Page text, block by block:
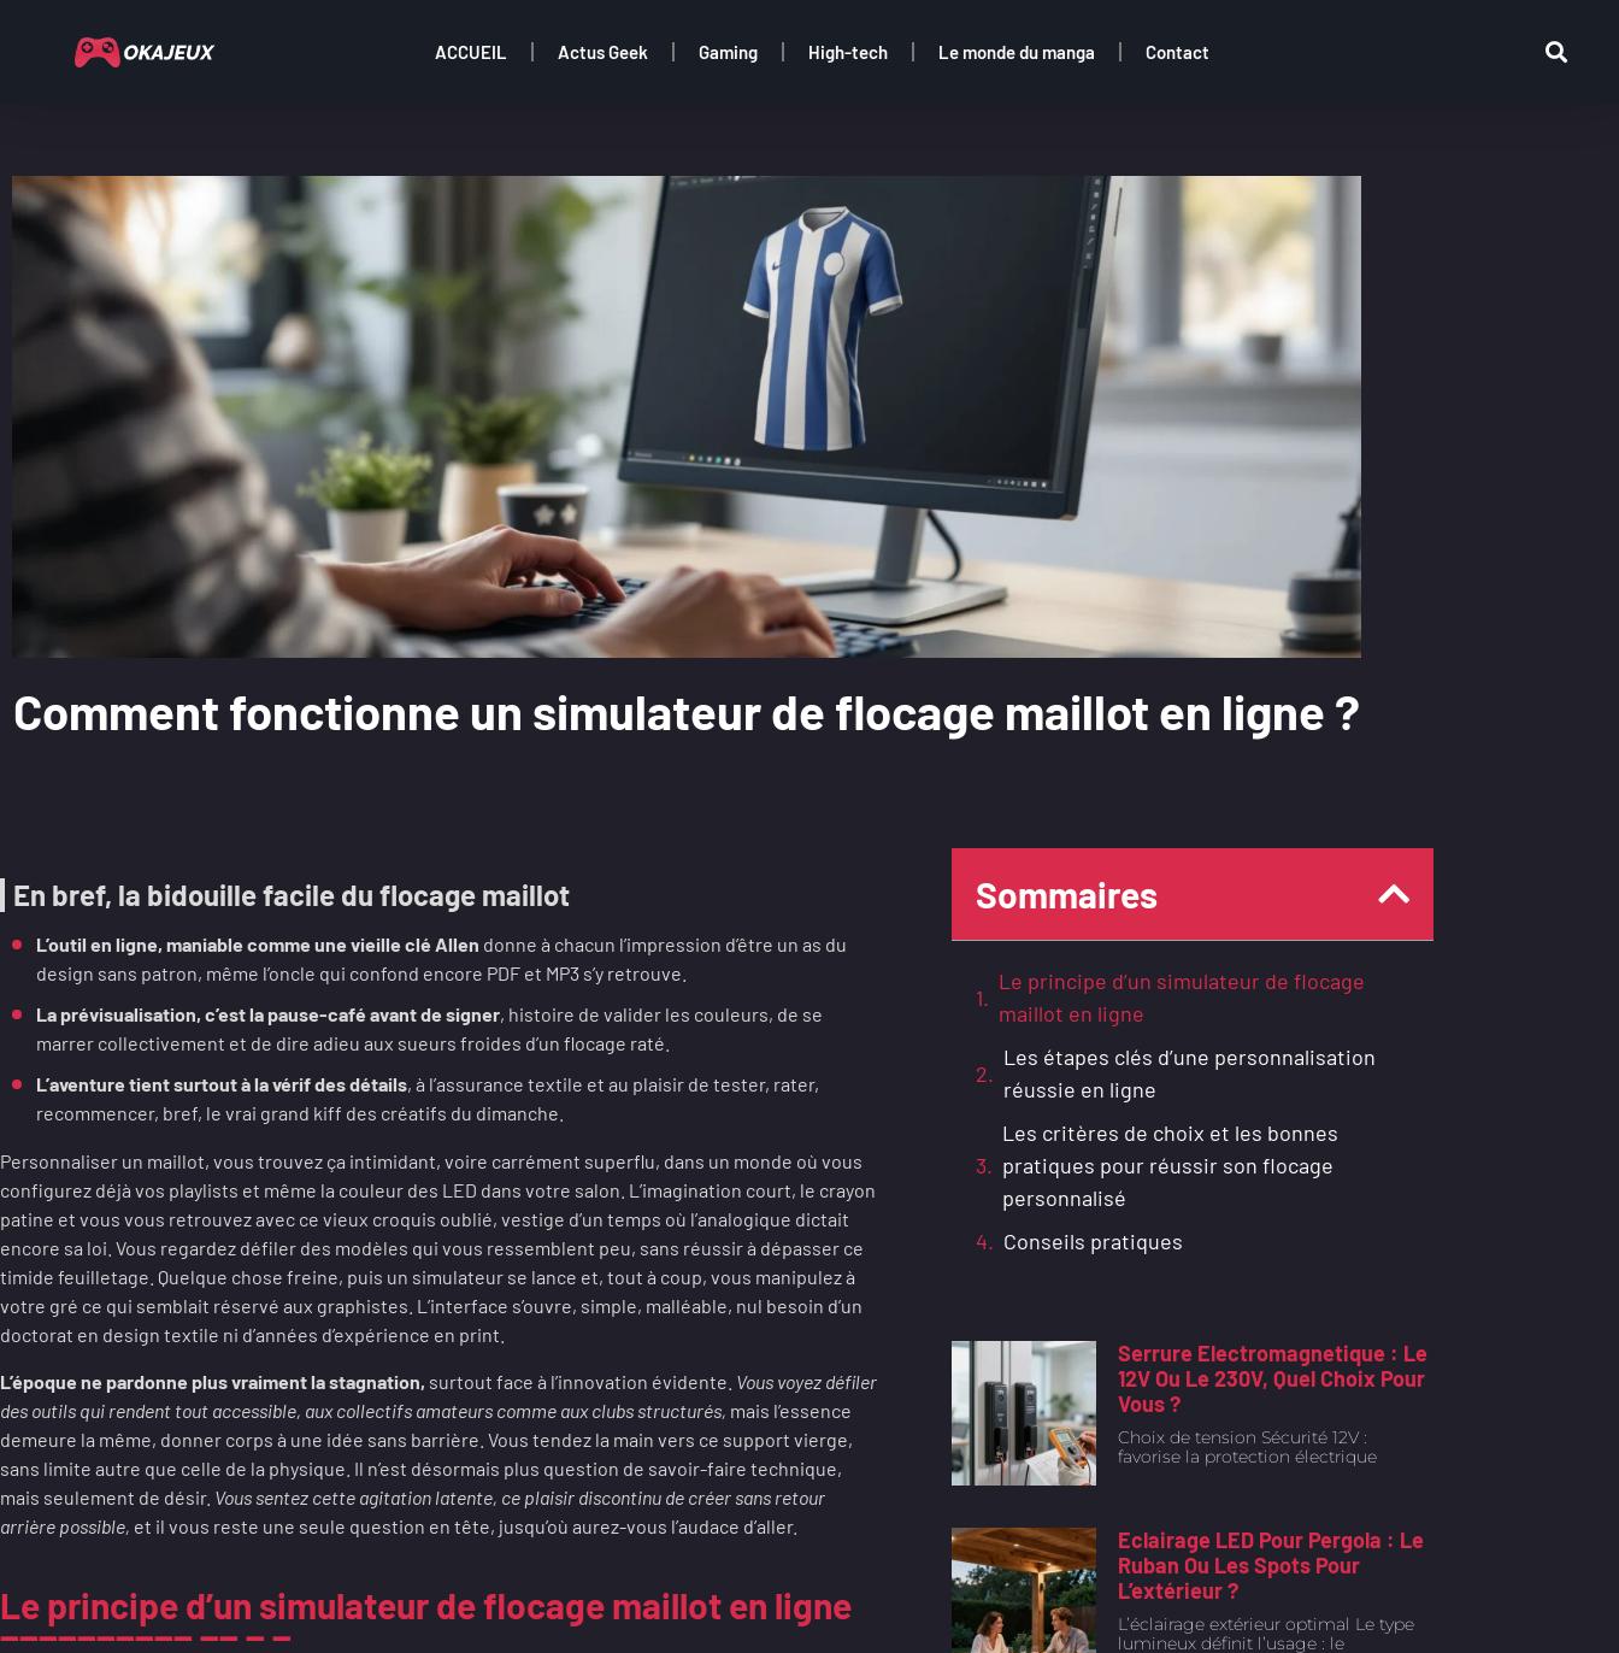
ACCUEIL Actus Geek Gaming High-tech Le monde du manga Contact
Comment fonctionne un simulateur de flocage maillot en ligne ?
En bref, la bidouille facile du flocage maillot
L’outil en ligne, maniable comme une vieille clé Allen donne à chacun l’impression d’être un as du
design sans patron, même l’oncle qui confond encore PDF et MP3 s’y retrouve.
La prévisualisation, c’est la pause-café avant de signer, histoire de valider les couleurs, de se
marrer collectivement et de dire adieu aux sueurs froides d’un flocage raté.
L’aventure tient surtout à la vérif des détails, à l’assurance textile et au plaisir de tester, rater,
recommencer, bref, le vrai grand kiff des créatifs du dimanche.
Personnaliser un maillot, vous trouvez ça intimidant, voire carrément superflu, dans un monde où vous
configurez déjà vos playlists et même la couleur des LED dans votre salon. L’imagination court, le crayon
patine et vous vous retrouvez avec ce vieux croquis oublié, vestige d’un temps où l’analogique dictait
encore sa loi. Vous regardez défiler des modèles qui vous ressemblent peu, sans réussir à dépasser ce
timide feuilletage. Quelque chose freine, puis un simulateur se lance et, tout à coup, vous manipulez à
votre gré ce qui semblait réservé aux graphistes. L’interface s’ouvre, simple, malléable, nul besoin d’un
doctorat en design textile ni d’années d’expérience en print.
L’époque ne pardonne plus vraiment la stagnation, surtout face à l’innovation évidente. Vous voyez défiler
des outils qui rendent tout accessible, aux collectifs amateurs comme aux clubs structurés, mais l’essence
demeure la même, donner corps à une idée sans barrière. Vous tendez la main vers ce support vierge,
sans limite autre que celle de la physique. Il n’est désormais plus question de savoir-faire technique,
mais seulement de désir. Vous sentez cette agitation latente, ce plaisir discontinu de créer sans retour
arrière possible, et il vous reste une seule question en tête, jusqu’où aurez-vous l’audace d’aller.
Le principe d’un simulateur de flocage maillot en ligne
Sommaires
Le principe d’un simulateur de flocage
maillot en ligne
Les étapes clés d’une personnalisation
réussie en ligne
Les critères de choix et les bonnes
pratiques pour réussir son flocage
personnalisé
Conseils pratiques
Serrure Electromagnetique : Le
12V Ou Le 230V, Quel Choix Pour
Vous ?
Choix de tension Sécurité 12V :
favorise la protection électrique
Eclairage LED Pour Pergola : Le
Ruban Ou Les Spots Pour
L’extérieur ?
L’éclairage extérieur optimal Le type
lumineux définit l’usage : le